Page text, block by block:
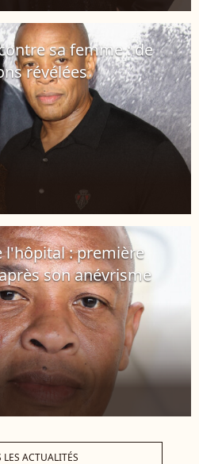
sa femme : de
révélées
l'hôpital : première
son anévrisme
LES ACTUALITÉS